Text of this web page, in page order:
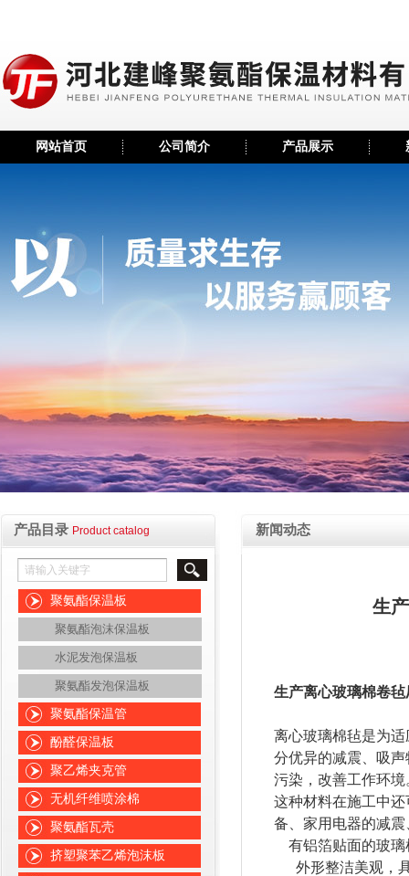
网站首页 公司简介 产品展示
产品目录 Product catalog
聚氨酯保温板
聚氨酯泡沫保温板
水泥发泡保温板
聚氨酯发泡保温板
聚氨酯保温管
酚醛保温板
聚乙烯夹克管
无机纤维喷涂棉
聚氨酯瓦壳
挤塑聚苯乙烯泡沫板
新闻动态
生
生产离心玻璃棉卷
离心玻璃棉毡是为
分优异的减震、吸
污染，改善工作环境
这种材料在施工中
备、家用电器的减
有铝箔贴面的玻璃
外形整洁美观，